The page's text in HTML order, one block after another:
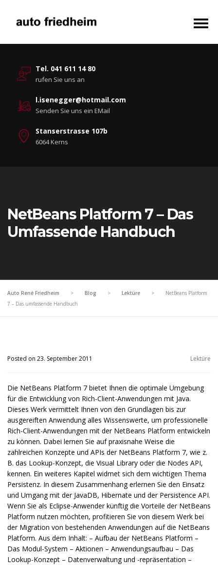
Tel. 041 611 14 80
rufen Sie uns an
l.isenegger@hotmail.com
Senden Sie uns ein EMail
Stanserstrasse 107b
6064 Kerns
NetBeans Platform 7 – Das
Umfassende Handbuch
Auto René Friedheim > Blog > Lektüre >
NetBeans Platform
7 – Das umfassende Handbuch
Posted on 23. September 2011 Lektüre
Die NetBeans Platform 7 bietet Ihnen die optimale Umgebung
für die Entwicklung von Rich-Client-Anwendungen mit Java.
Dieses Werk vermittelt Ihnen von den Grundlagen bis zur
ausgereiften Anwendung alles Wissenswerte, um professionelle
Rich-Client-Anwendungen mit der NetBeans Platform entwickeln
zu können. Dabei lernen Sie auf praxisnahe Weise die
zahlreichen Konzepte und APIs der NetBeans Platform 7, wie z.
B. das Lookup-Konzept, die Visual Library oder die Nodes API,
kennen. Ein weiteres Kapitel widmet sich dem wichtigen Thema
Persistenz. In diesem Zusammenhang erlernen Sie den Einsatz
und Umgang mit der JavaDB, Hibernate und der Persistence API.
Wenn Sie als Eclipse-Anwender künftig die Vorteile der NetBeans
Platform nutzen möchten, profitieren Sie von diesem Werk bei
der Migration von bestehenden Anwendungen auf die NetBeans
Platform. Aus dem Inhalt: – Aufbau der NetBeans Platform –
Das Modul-System – Aktionen – Anwendungsaufbau – Das
Lookup-Konzept – Datenverwaltung und -repräsentation –